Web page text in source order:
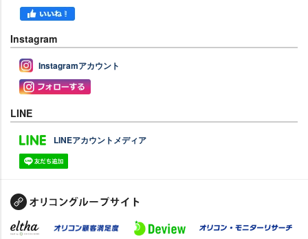
Instagram
Instagramアカウント
LINE
LINEアカウントメディア